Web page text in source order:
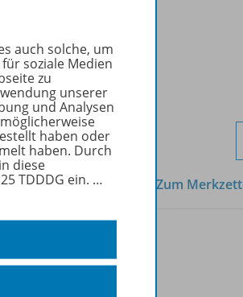
Zum
auch solche, um
soziale Medien
zu
unserer
und Analysen
haben oder
haben. Durch
diese
TDDDG ein. …